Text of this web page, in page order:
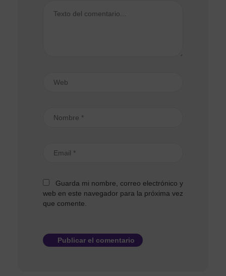
Guarda mi nombre, correo electrónico y
web en este navegador para la próxima vez
que comente.